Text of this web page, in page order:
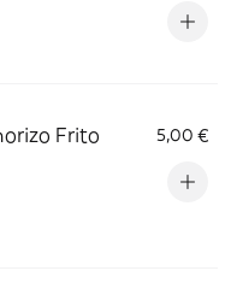
Frito 5,00 €